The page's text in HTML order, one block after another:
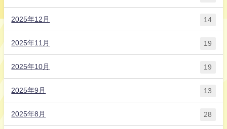
2025年12月 14
2025年11月 19
2025年10月 19
2025年9月 13
2025年8月 28